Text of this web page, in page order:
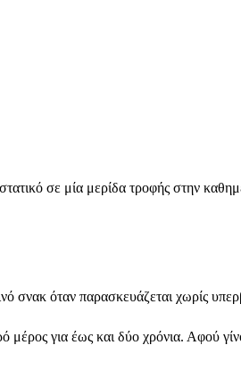
σε μία μερίδα τροφής στην
σνακ όταν παρασκευάζεται χωρίς
για έως και δύο χρόνια. Αφού